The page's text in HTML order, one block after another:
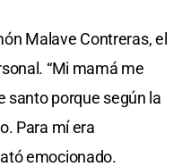
Malave Contreras, el
“Mi mamá me
santo porque según la
Para mí era
emocionado.